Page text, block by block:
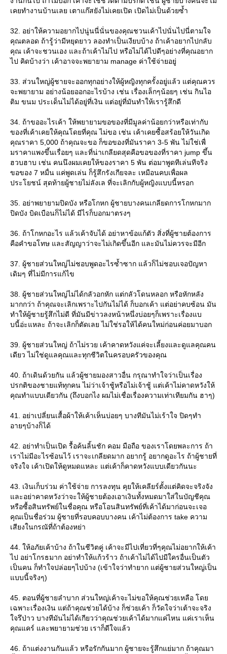
เคยทำงานบ้านเลย เตาแก๊สยังไม่เคยเปิด เปิดไม่เป็นด้วยซ้ำ
32. อย่าให้ความอยากไปนู่นนี่นั่นของคุณชวนเค้าไปนั่นไปนี่ตามใจ
คุณตลอด ถ้ารู้ว่ามีหยุดยาว ลองทำเป็นเงียบบ้าง ถ้าเค้าอยากไปกลับ
คุณ เค้าจะชวนเอง และถ้าเค้าไม่ไป หรือไม่ได้ไปดีๆอย่างที่คุณอยาก
ไป คิดบ้างว่า เค้าอาจจะพยายาม manage ค่าใช้จ่ายอยู่
33. ส่วนใหญ่ผู้ชายจะออกทุกอย่างให้ผู้หญิงทุกครั้งอยู่แล้ว แต่คุณควร
จะพยายาม อย่างน้อยออกอะไรบ้าง เช่น เรื่องเล็กๆน้อยๆ เช่น กินไอ
ติม ขนม ประเด็นไม่ได้อยู่ที่เงิน แต่อยู่ที่มันทำให้เรารู้สึกดี
34. ถ้าขออะไรเค้า ให้พยายามขอของที่มีมูลค่าน้อยกว่าหรือเท่ากับ
ของที่เค้าเคยให้คุณโดยที่คุณ ไม่ขอ เช่น เค้าเคยซื้อสร้อยให้วันเกิด
คุณราคา 5,000 ถ้าคุณจะขอ ก็ขอของที่มันราคา 3-5 พัน ไม่ใช่เพื่
มราคาแพงขึ้นเรื่อยๆ และที่น่าเกลียดสุดคือขอของที่ราคา jump ขึ้น
ฮวบฮาบ เช่น คนนึงผมเคยให้ของราคา 5 พัน ต่อมาพูดทีเล่นทีจริง
ขอของ 7 หมื่น แค่พูดเล่น ก็รู้สึกรังเกียจละ เหมือนคบเพื่อผล
ประโยชน์ สุดท้ายผู้ชายไม่ลังเล ที่จะเลิกกับผู้หญิงแบบนี้หรอก
35. อย่าพยายามปิดบัง หรือโกหก ผู้ชายบางคนเกลียดการโกหกมาก
ปิดบัง บิดเบือนก็ไม่ได้ มีไรก็บอกมาตรงๆ
36. ถ้าโกหกอะไร แล้วเค้าจับได้ อย่าหาข้อแก้ตัว สิ่งที่ผู้ชายต้องการ
คือคำขอโทษ และสัญญาว่าจะไม่เกิดขึ้นอีก และมันไม่ควรจะมีอีก
37. ผู้ชายส่วนใหญ่ไม่ชอบพูดอะไรซ้ำซาก แล้วก็ไม่ชอบเจอปัญหา
เดิมๆ ที่ไม่มีการแก้ไข
38. ผู้ชายส่วนใหญ่ไม่ได้กลัวอกหัก แต่กลัวโดนหลอก หรือหักหลัง
มากกว่า ถ้าคุณจะเลิกเพราะไปกันไม่ได้ ก็บอกเค้า แต่อย่าคบซ้อน มัน
ทำให้ผู้ชายรู้สึกไม่ดี ที่มันมีข่าวลงหน้าหนึ่งบ่อยๆก็เพราะเรื่องแบ
บนี้อ่ะแหละ ถ้าจะเลิกก็ตัดเลย ไม่ใช่รอให้ได้คนใหม่ก่อนค่อยมาบอก
39. ผู้ชายส่วนใหญ่ ถ้าไม่รวย เค้าคาดหวังแค่จะเลี้ยงและดูแลคุณคน
เดียว ไม่ใช่ดูแลคุณและทุกชีวิตในครอบครัวของคุณ
40. ถ้าเดินด้วยกัน แล้วผู้ชายมองสาวอื่น กรุณาทำใจว่าเป็นเรื่อง
ปรกติของชายแท้ทุกคน ไม่ว่าเจ้าชู้หรือไม่เจ้าชู้ แต่เค้าไม่คาดหวังให้
คุณทำแบบเดียวกัน (ถึงบอกไง ผมไม่เชื่อเรื่องความเท่าเทียมกัน​ ฮาๆ)
41. อย่าเปลี่ยนเสื้อผ้าให้เค้าเห็นบ่อยๆ บางทีมันไม่เร้าใจ ปิดๆทำ
อายๆบ้างก็ได้
42. อย่าทำเป็นเปิด รื้อค้นลิ้นชัก คอม มือถือ ของเราโดยพละการ ถ้า
เราไม่มีอะไรซ้อนไว้ เราจะเกลียดมาก อยากรู้ อยากดูอะไร ถ้าผู้ชายที่
จริงใจ เค้าเปิดให้ดูหมดแหละ แต่เค้าก็คาดหวังแบบเดียวกันนะ
43. เงินเก็บร่วม ค่าใช้จ่าย การลงทุน คุยให้เคลียร์ตั้งแต่คิดจะจริงจัง
ละอย่าคาดหวังว่าจะให้ผู้ชายต้องเอาเงินทั้งหมดมาใส่ในบัญชีคุณ
หรือซื้อสินทรัพย์ในชื่อคุณ หรือโอนสินทรัพย์ที่เค้าได้มาก่อนจะเจอ
คุณเป็นชื่อร่วม ผู้ชายที่รอบคอบบางคน เค้าไม่ต้องการ take ความ
เสียงในกรณัที่ถ้าต้องหย่า
44. ให้อภัยเค้าบ้าง ถ้าในชีวิตคู่ เค้าจะมีไปเที่ยวที่ๆคุณไม่อยากให้เค้า
ไป อย่าโกรธมาก อย่าทำให้แก้วร้าว ถ้าเค้าไม่ได้ไปมีใครอื่นเป็นตัว
เป็นคน ก็ทำใจปล่อยๆไปบ้าง (เข้าใจว่าทำยาก แต่ผู้ชายส่วนใหญ่เป็น
บบนี้จริงๆ)
45. ตอนที่ผู้ชายลำบาก ส่วนใหญ่เค้าจะไม่ขอให้คุณช่วยเหลือ โด
เฉพาะเรื่องเงิน แต่ถ้าคุณช่วยได้บ้าง ก็ช่วยเค้า ก็วัดใจว่าเต้าจะจริง
จรึป่าว บางทีมันไม่ได้เกียวว่าคุณช่วยเค้าได้มากแค่ไหน แค่เราเห็น
คุณแคร์ และพยายามช่วย เราก็ดีใจแล้ว
46. ถ้าแต่งงานกันแล้ว หรือรักกันมาก ผู้ชายจะรู้สึกแย่มาก ถ้าคุณมา